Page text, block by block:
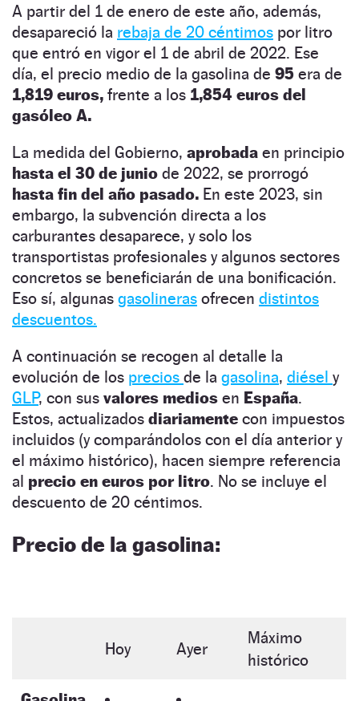
A partir del 1 de enero de este año, además,
desapareció la rebaja de 20 céntimos por litro
que entró en vigor el 1 de abril de 2022. Ese
día, el precio medio de la gasolina de 95 era de
1,819 euros, frente a los 1,854 euros del
gasóleo A.
La medida del Gobierno, aprobada en principio
hasta el 30 de junio de 2022, se prorrogó
hasta fin del año pasado. En este 2023, sin
embargo, la subvención directa a los
carburantes desaparece, y solo los
transportistas profesionales y algunos sectores
concretos se beneficiarán de una bonificación.
Eso sí, algunas gasolineras ofrecen distintos
descuentos.
A continuación se recogen al detalle la
evolución de los precios de la gasolina, diésel y
GLP, con sus valores medios en España.
Estos, actualizados diariamente con impuestos
incluidos (y comparándolos con el día anterior y
el máximo histórico), hacen siempre referencia
al precio en euros por litro. No se incluye el
descuento de 20 céntimos.
Precio de la gasolina:
Hoy Ayer
Máximo
histórico